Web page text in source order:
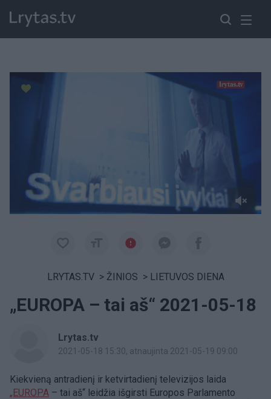
LRYTAS.TV > ŽINIOS > LIETUVOS DIENA
„EUROPA – tai aš“ 2021-05-18
Lrytas.tv
2021-05-18 15:30, atnaujinta 2021-05-19 09:00
Kiekvieną antradienį ir ketvirtadienį televizijos laida
„EUROPA – tai aš“ leidžia išgirsti Europos Parlamento